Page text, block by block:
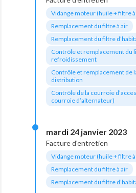
Vidange moteur (huile + filtre
Remplacement du filtre à air
Remplacement du filtre
Contrôle et remplacement du
refroidissement
Contrôle et remplacement de
distribution
Contrôle de la courroie
courroie d’alternateur)
mardi 24 janvier 2023
Facture d'entretien
Vidange moteur (huile + filtre
Remplacement du filtre à air
Remplacement du filtre